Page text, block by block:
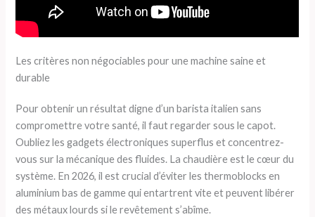
Les critères non négociables pour une machine saine et
durable
Pour obtenir un résultat digne d’un barista italien sans
compromettre votre santé, il faut regarder sous le capot.
Oubliez les gadgets électroniques superflus et concentrez-
vous sur la mécanique des fluides. La chaudière est le cœur du
système. En 2026, il est crucial d’éviter les thermoblocks en
aluminium bas de gamme qui entartrent vite et peuvent libérer
des métaux lourds si le revêtement s’abîme.